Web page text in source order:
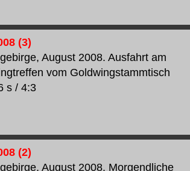
(3)
August 2008. Ausfahrt am
vom Goldwingstammtisch
s / 4:3
(2)
August 2008. Morgendliche